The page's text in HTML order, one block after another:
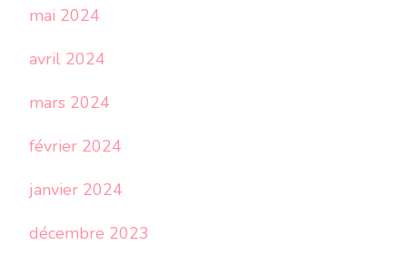
mai 2024
avril 2024
mars 2024
février 2024
janvier 2024
décembre 2023